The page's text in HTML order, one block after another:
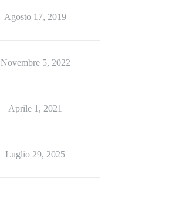
Agosto 17, 2019
Novembre 5, 2022
Aprile 1, 2021
Luglio 29, 2025